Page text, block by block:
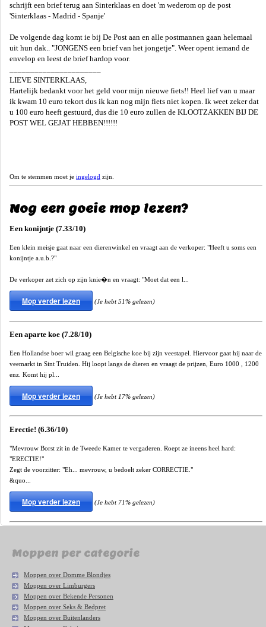
schrijft een brief terug aan Sinterklaas en doet 'm wederom op de post
'Sinterklaas - Madrid - Spanje'
De volgende dag komt ie bij De Post aan en alle postmannen gaan helemaal
uit hun dak.. "JONGENS een brief van het jongetje". Weer opent iemand de
envelop en leest de brief hardop voor.
LIEVE SINTERKLAAS,
Hartelijk bedankt voor het geld voor mijn nieuwe fiets!! Heel lief van u maar
ik kwam 10 euro tekort dus ik kan nog mijn fiets niet kopen. Ik weet zeker dat
u 100 euro heeft gestuurd, dus die 10 euro zullen de KLOOTZAKKEN BIJ DE
POST WEL GEJAT HEBBEN!!!!!!
Om te stemmen moet je ingelogd zijn.
Nog een goeie mop lezen?
Een konijntje (7.33/10)
Een klein meisje gaat naar een dierenwinkel en vraagt aan de verkoper: "Heeft u soms een
konijntje a.u.b.?"
De verkoper zet zich op zijn knie�n en vraagt: "Moet dat een l...
Mop verder lezen (Je hebt 51% gelezen)
Een aparte koe (7.28/10)
Een Hollandse boer wil graag een Belgische koe bij zijn veestapel. Hiervoor gaat hij naar de
veemarkt in Sint Truiden. Hij loopt langs de dieren en vraagt de prijzen, Euro 1000 , 1200
enz. Komt hij pl...
Mop verder lezen (Je hebt 17% gelezen)
Erectie! (6.36/10)
"Mevrouw Borst zit in de Tweede Kamer te vergaderen. Roept ze ineens heel hard:
"ERECTIE!"
Zegt de voorzitter: "Eh... mevrouw, u bedoelt zeker CORRECTIE."
&quo...
Mop verder lezen (Je hebt 71% gelezen)
Moppen per categorie
Moppen over Domme Blondjes
Moppen over Limburgers
Moppen over Bekende Personen
Moppen over Seks & Bedpret
Moppen over Buitenlanders